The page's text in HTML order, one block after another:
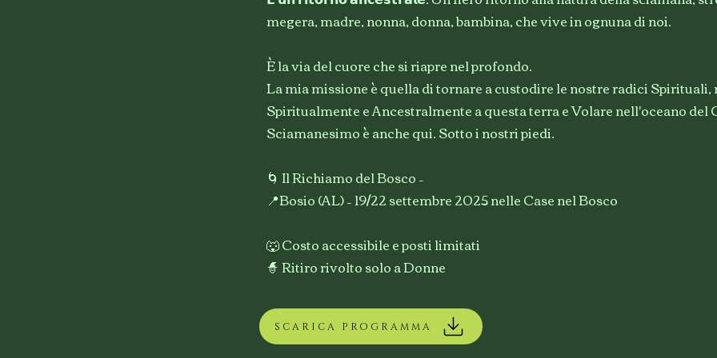
megera, madre, nonna, donna, bambina, che vive in ognuna di noi.
È la via del cuore che si riapre nel profondo.
La mia missione è quella di tornare a custodire le nostre radici
Spiritualmente e Ancestralmente a questa terra e Volare nell'oceano del
Sciamanesimo è anche qui. Sotto i nostri piedi.
🌀 Il Richiamo del Bosco –
📍Bosio (AL) – 19/22 settembre 2025 nelle Case nel Bosco
🐺 Costo accessibile e posti limitati
🧙 Ritiro rivolto solo a Donne
SCARICA PROGRAMMA